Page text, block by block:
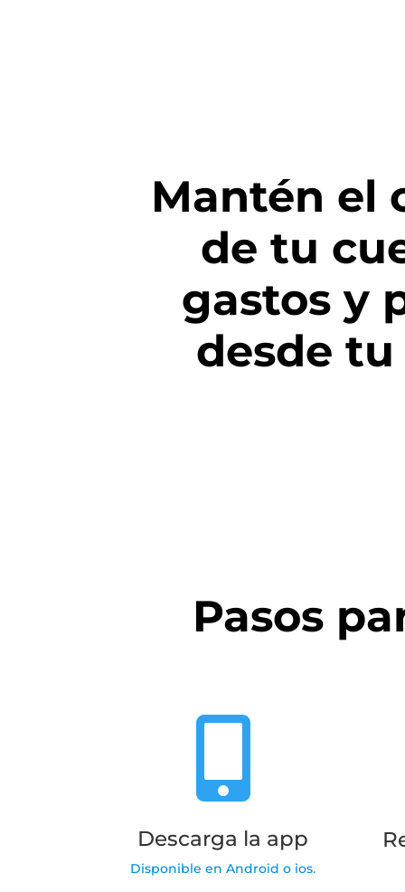
Mantén el
de tu
gastos y
desde tu
Pasos

Descarga la app
Disponible en Android o ios.